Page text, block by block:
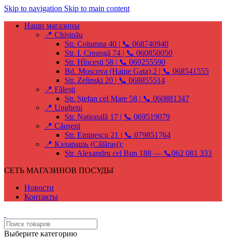
Skip to navigation Skip to main content
Наши магазины
📍 Chișinău
Str. Columna 40 | 📞 068740940
Str. I. Creangă 74 | 📞 060850050
Str. Hîncești 58 | 📞 069255590
Bd. Moscova (Haine Gata) 2 | 📞 068541555
Str. Zelinski 20 | 📞 068855514
📍 Fălești
Str. Ștefan cel Mare 58 | 📞 060881347
📍 Ungheni
Str. Națională 17 | 📞 069519079
📍 Căușeni
Str. Eminescu 21 | 📞 079851764
📍 Кэларашь (Călărași):
Str. Alexandru cel Bun 188 — 📞062 081 333
СЕТЬ МАГАЗИНОВ ПОСУДЫ
Новости
Контакты
Выберите категорию